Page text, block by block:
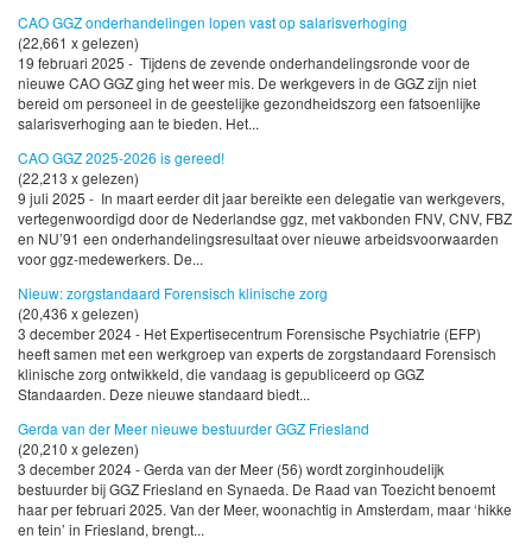
CAO GGZ onderhandelingen lopen vast op salarisverhoging
(22,661 x gelezen)
19 februari 2025 - Tijdens de zevende onderhandelingsronde voor de
nieuwe CAO GGZ ging het weer mis. De werkgevers in de GGZ zijn niet
bereid om personeel in de geestelijke gezondheidszorg een fatsoenlijke
salarisverhoging aan te bieden. Het...
CAO GGZ 2025-2026 is gereed!
(22,213 x gelezen)
9 juli 2025 - In maart eerder dit jaar bereikte een delegatie van werkgevers,
vertegenwoordigd door de Nederlandse ggz, met vakbonden FNV, CNV, FBZ
en NU’91 een onderhandelingsresultaat over nieuwe arbeidsvoorwaarden
voor ggz-medewerkers. De...
Nieuw: zorgstandaard Forensisch klinische zorg
(20,436 x gelezen)
3 december 2024 - Het Expertisecentrum Forensische Psychiatrie (EFP)
heeft samen met een werkgroep van experts de zorgstandaard Forensisch
klinische zorg ontwikkeld, die vandaag is gepubliceerd op GGZ
Standaarden. Deze nieuwe standaard biedt...
Gerda van der Meer nieuwe bestuurder GGZ Friesland
(20,210 x gelezen)
3 december 2024 - Gerda van der Meer (56) wordt zorginhoudelijk
bestuurder bij GGZ Friesland en Synaeda. De Raad van Toezicht benoemt
haar per februari 2025. Van der Meer, woonachtig in Amsterdam, maar ‘hikke
en tein’ in Friesland, brengt...